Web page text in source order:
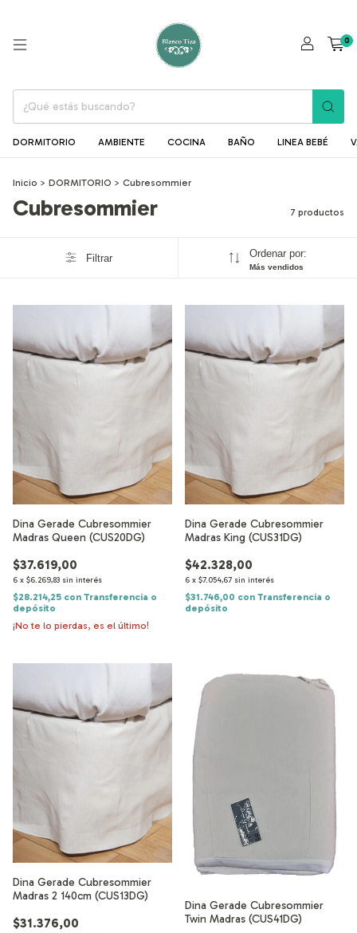
0
DORMITORIO AMBIENTE COCINA BAÑO LINEA BEBÉ
Inicio > DORMITORIO > Cubresommier
Cubresommier 7 productos
Filtrar Ordenar por:
Más vendidos
Dina Gerade Cubresommier
Madras Queen (CUS20DG)
$37.619,00
6 x $6.269,83 sin interés
$28.214,25 con Transferencia o
depósito
¡No te lo pierdas, es el último!
Dina Gerade Cubresommier
Madras King (CUS31DG)
$42.328,00
6 x $7.054,67 sin interés
$31.746,00 con Transferencia o
depósito
Dina Gerade Cubresommier
Madras 2 140cm (CUS13DG)
$31.376,00
Dina Gerade Cubresommier
Twin Madras (CUS41DG)